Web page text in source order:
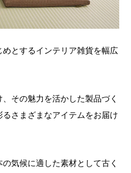
とするインテリア雑貨を幅広
その魅力を活かした製品づく
さまざまなアイテムをお届け
気候に適した素材として古く